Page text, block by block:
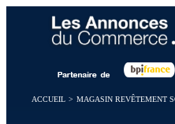
ACCUEIL > MAGASIN REVÊTEMENT
Panneau de gestion des